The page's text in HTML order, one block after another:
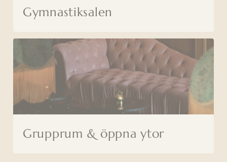
Gymnastiksalen
Grupprum & öppna ytor